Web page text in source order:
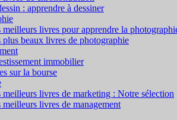
: apprendre à dessiner
meilleurs livres pour apprendre la
plus beaux livres de photographie
immobilier
sur la bourse
meilleurs livres de marketing : Notre sélection
meilleurs livres de management